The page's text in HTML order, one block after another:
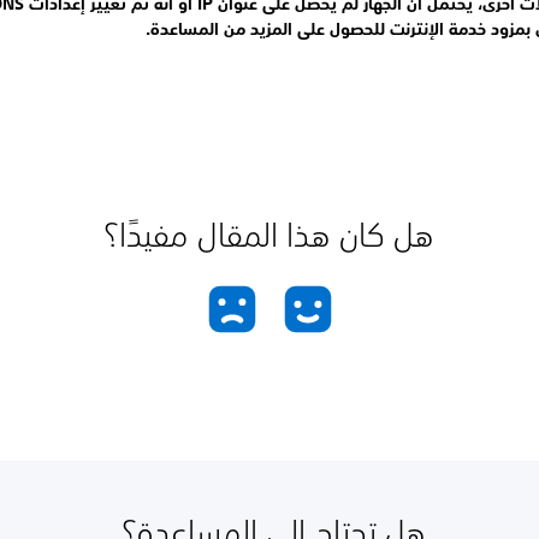
بمزود خدمة الإنترنت للحصول على المزيد من المساعدة.
هل كان هذا المقال مفيدًا؟